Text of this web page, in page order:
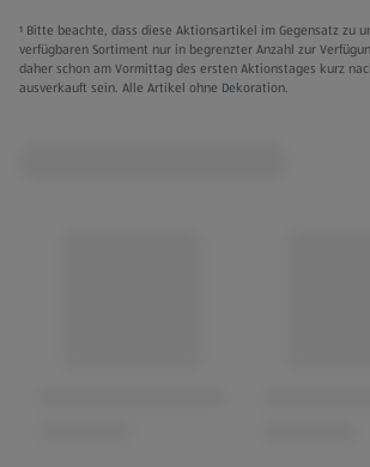
Geh Schlafen
Komm, machen wir
¹ Bitte beachte, dass diese Aktionsartikel im Gegensatz zu
verfügbaren Sortiment nur in begrenzter Anzahl zur
daher schon am Vormittag des ersten Aktionstages kurz
ausverkauft sein. Alle Artikel ohne Dekoration.